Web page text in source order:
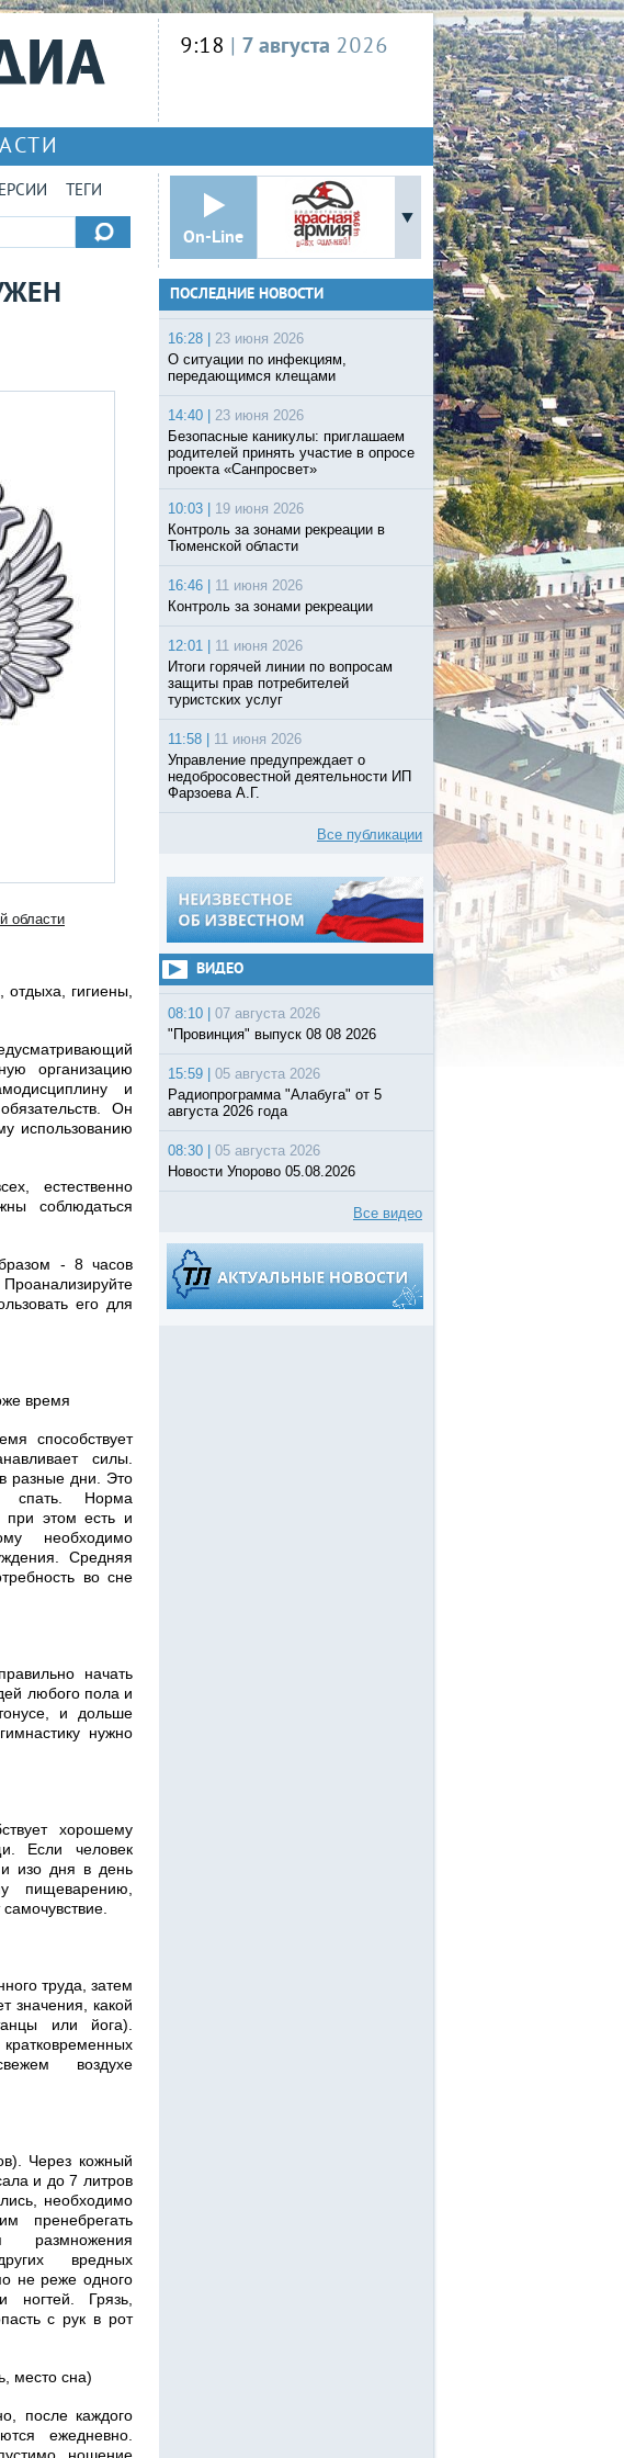
9:18 | 7 августа 2026
ТЕГИ
On-Line
области
гигиены,
организацию
и
Он
использованию
естественно
соблюдаться
- 8 часов
его для
время
способствует
силы.
разные дни. Это
Норма
при этом есть и
необходимо
Средняя
во сне
начать
любого пола и
и дольше
нужно
хорошему
Если человек
изо дня в день
пищеварению,
труда, затем
значения, какой
или йога).
воздухе
Через кожный
и до 7 литров
необходимо
пренебрегать
размножения
вредных
не реже одного
Грязь,
с рук в рот
место сна)
после каждого
ежедневно.
ПОСЛЕДНИЕ НОВОСТИ
16:28 |
23 июня 2026
О ситуации по инфекциям,
передающимся клещами
14:40 |
23 июня 2026
Безопасные каникулы: приглашаем
родителей принять участие в опросе
проекта «Санпросвет»
10:03 |
19 июня 2026
Контроль за зонами рекреации в
Тюменской области
16:46 |
11 июня 2026
Контроль за зонами рекреации
12:01 |
11 июня 2026
Итоги горячей линии по вопросам
защиты прав потребителей
туристских услуг
11:58 |
11 июня 2026
Управление предупреждает о
недобросовестной деятельности ИП
Фарзоева А.Г.
Все публикации
ВИДЕО
08:10 |
07 августа 2026
"Провинция" выпуск 08 08 2026
15:59 |
05 августа 2026
Радиопрограмма "Алабуга" от 5
августа 2026 года
08:30 |
05 августа 2026
Новости Упорово 05.08.2026
Все видео